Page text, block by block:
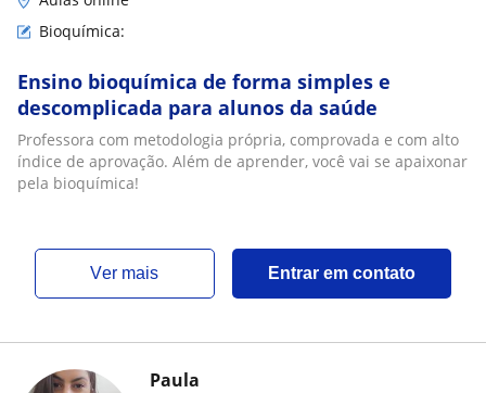
Bioquímica:
Ensino bioquímica de forma simples e
descomplicada para alunos da saúde
Professora com metodologia própria, comprovada e com alto
índice de aprovação. Além de aprender, você vai se apaixonar
pela bioquímica!
ver mais Entrar em contato
Paula